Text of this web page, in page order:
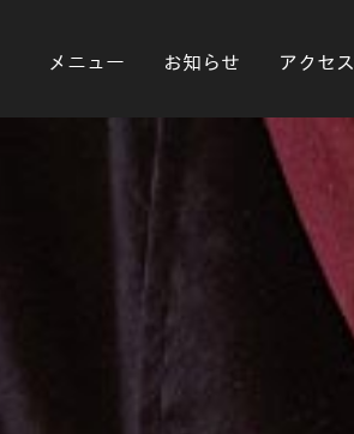
メニュー お知らせ アクセス